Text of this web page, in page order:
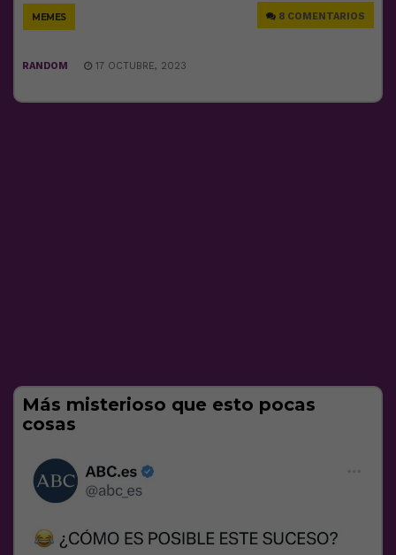
MEMES 8 COMENTARIOS
RANDOM 17 OCTUBRE, 2023
Más misterioso que esto pocas
cosas